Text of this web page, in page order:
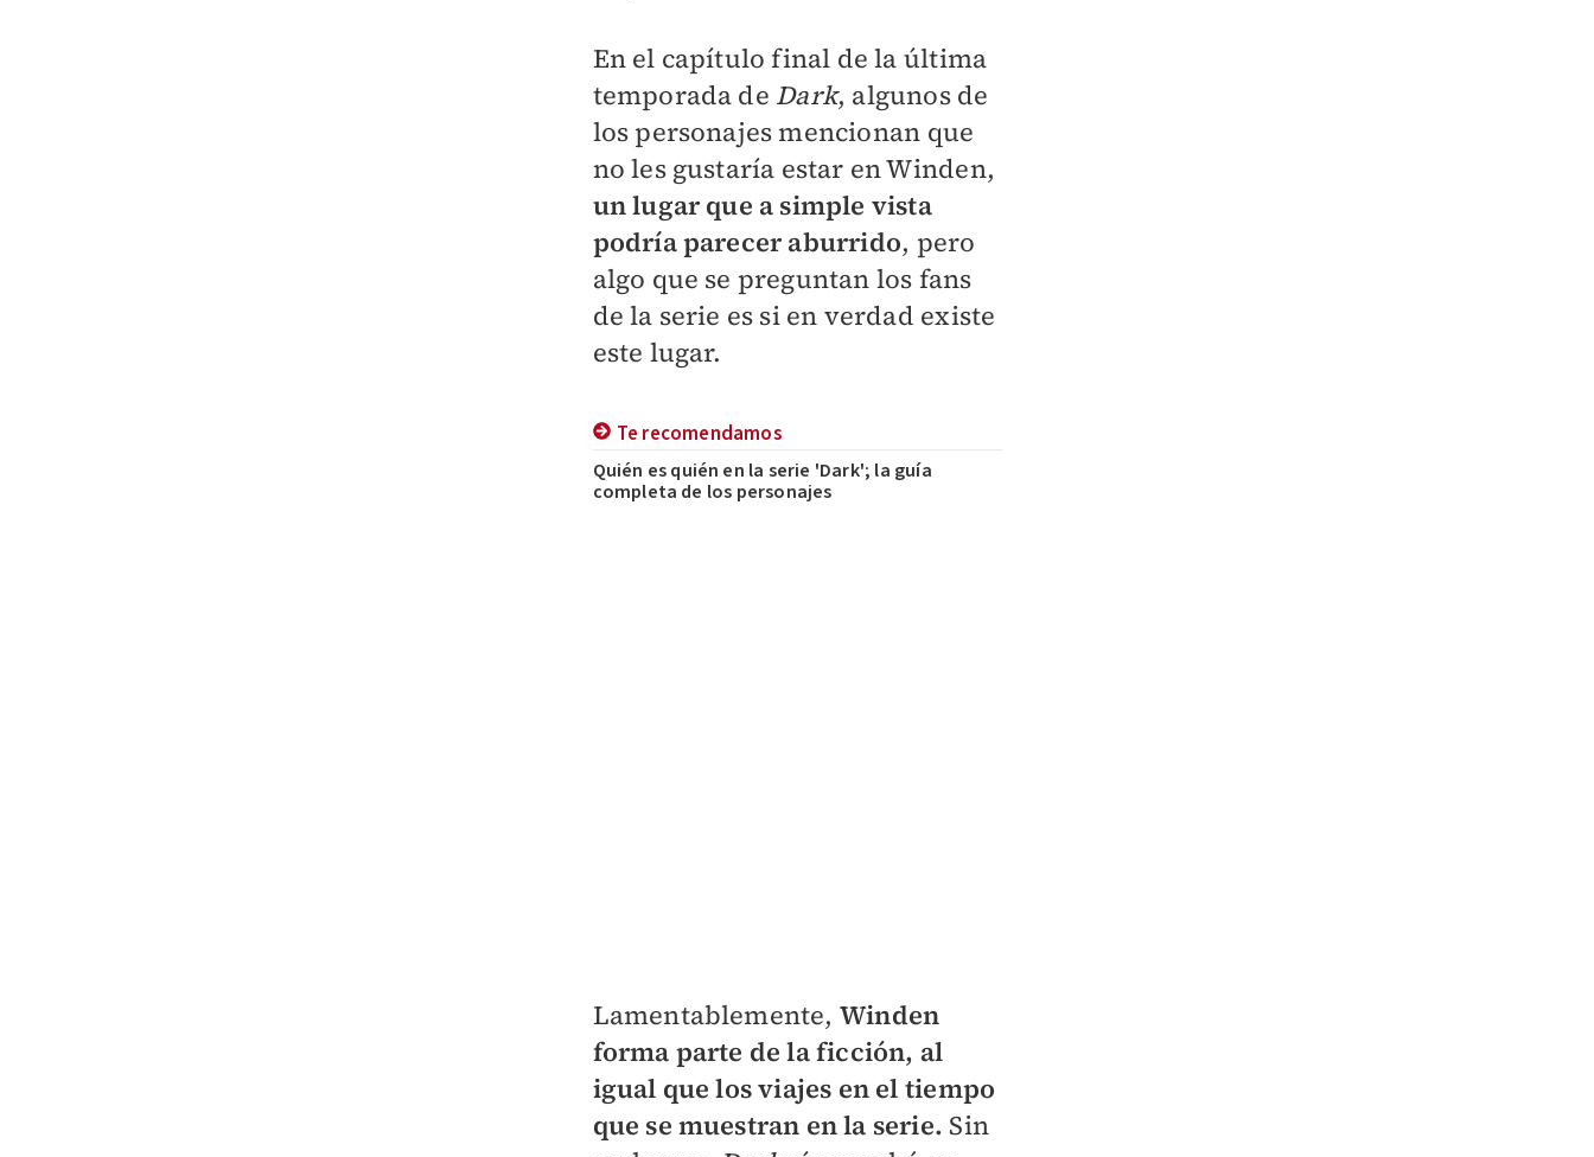
En el capítulo final de la última
temporada de Dark, algunos de
los personajes mencionan que
no les gustaría estar en Winden,
un lugar que a simple vista
podría parecer aburrido, pero
algo que se preguntan los fans
de la serie es si en verdad existe
este lugar.
Te recomendamos
Quién es quién en la serie 'Dark'; la guía
completa de los personajes
Lamentablemente, Winden
forma parte de la ficción, al
igual que los viajes en el tiempo
que se muestran en la serie. Sin